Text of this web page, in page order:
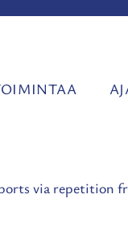
via repetition